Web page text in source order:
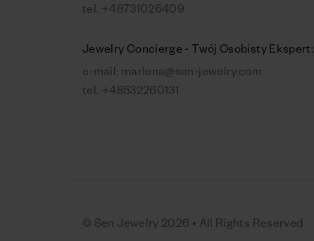
tel. +48731026409
Jewelry Concierge - Twój Osobisty Ekspert:
e-mail: marlena@sen-jewelry.com
tel. +48532260131
© Sen Jewelry 2026 • All Rights Reserved